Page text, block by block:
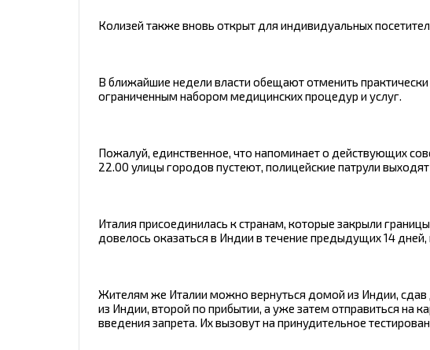
Колизей также вновь открыт для индивидуальных
В ближайшие недели власти обещают отменить
ограниченным набором медицинских процедур и услуг.
Пожалуй, единственное, что напоминает о действующих
22.00 улицы городов пустеют, полицейские патрули
Италия присоединилась к странам, которые закрыли
довелось оказаться в Индии в течение предыдущих 14 дней,
Жителям же Италии можно вернуться домой из Индии, сдав
из Индии, второй по прибытии, а уже затем отправиться на
введения запрета. Их вызовут на принудительное